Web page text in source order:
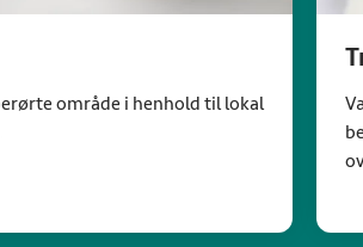
område i henhold til lokal